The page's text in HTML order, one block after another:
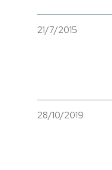
21/7/2015
28/10/2019